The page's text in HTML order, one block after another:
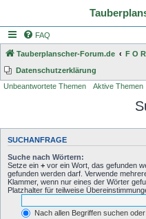
FAQ
Tauberplanscher-Forum.de F O
Datenschutzerklärung
Unbeantwortete Themen
Aktive Themen
SUCHANFRAGE
Suche nach Wörtern:
Setze ein + vor ein Wort, das gefunden
gefunden werden darf. Verwende
Klammer, wenn nur eines der Wörter
Platzhalter für teilweise
Nach allen Begriffen suchen